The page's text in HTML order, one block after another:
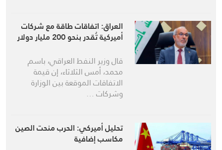
العراق: اتفاقات طاقة مع شركات
أميركية تُقدر بنحو 200 مليار دولار
قال وزير النفط العراقي، باسم
محمد، أمس الثلاثاء، إن قيمة
الاتفاقات الموقعة ‌بين الوزارة
وشركات …
تحليل أميركي: الحرب منحت الصين
مكاسب إضافية